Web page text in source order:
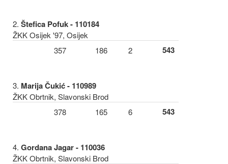
2. Štefica Pofuk - 110184
ŽKK Osijek '97, Osijek
357
186 2 543
3. Marija Čukić - 110989
ŽKK Obrtnik, Slavonski Brod
378
165 6 543
4. Gordana Jagar - 110036
ŽKK Obrtnik, Slavonski Brod